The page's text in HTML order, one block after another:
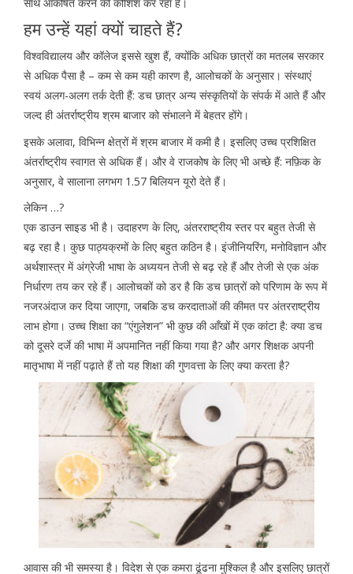
हम उन्हें यहां क्यों चाहते हैं?
विश्वविद्यालय और कॉलेज इससे खुश हैं, क्योंकि अधिक छात्रों का मतलब सरकार
से अधिक पैसा है – कम से कम यही कारण है, आलोचकों के अनुसार। संस्थाएं
स्वयं अलग-अलग तर्क देती हैं: डच छात्र अन्य संस्कृतियों के संपर्क में आते हैं और
जल्द ही अंतर्राष्ट्रीय श्रम बाजार को संभालने में बेहतर होंगे।
इसके अलावा, विभिन्न क्षेत्रों में श्रम बाजार में कमी है। इसलिए उच्च प्रशिक्षित
अंतर्राष्ट्रीय स्वागत से अधिक हैं। और वे राजकोष के लिए भी अच्छे हैं: नफ़िक के
अनुसार, वे सालाना लगभग 1.57 बिलियन यूरो देते हैं।
लेकिन …?
एक डाउन साइड भी है। उदाहरण के लिए, अंतरराष्ट्रीय स्तर पर बहुत तेजी से
बढ़ रहा है। कुछ पाठ्यक्रमों के लिए बहुत कठिन है। इंजीनियरिंग, मनोविज्ञान और
अर्थशास्त्र में अंग्रेजी भाषा के अध्ययन तेजी से बढ़ रहे हैं और तेजी से एक अंक
निर्धारण तय कर रहे हैं। आलोचकों को डर है कि डच छात्रों को परिणाम के रूप में
नजरअंदाज कर दिया जाएगा, जबकि डच करदाताओं की कीमत पर अंतरराष्ट्रीय
लाभ होगा। उच्च शिक्षा का “एंगुलेशन” भी कुछ की आँखों में एक कांटा है: क्या डच
को दूसरे दर्जे की भाषा में अपमानित नहीं किया गया है? और अगर शिक्षक अपनी
मातृभाषा में नहीं पढ़ाते हैं तो यह शिक्षा की गुणवत्ता के लिए क्या करता है?
आवास की भी समस्या है। विदेश से एक कमरा ढूंढना मुश्किल है और इसलिए छात्रों